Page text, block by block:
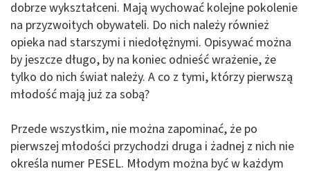
dobrze wykształceni. Mają wychować kolejne pokolenie
na przyzwoitych obywateli. Do nich należy również
opieka nad starszymi i niedołężnymi. Opisywać można
by jeszcze długo, by na koniec odnieść wrażenie, że
tylko do nich świat należy. A co z tymi, którzy pierwszą
młodość mają już za sobą?
Przede wszystkim, nie można zapominać, że po
pierwszej młodości przychodzi druga i żadnej z nich nie
określa numer PESEL. Młodym można być w każdym